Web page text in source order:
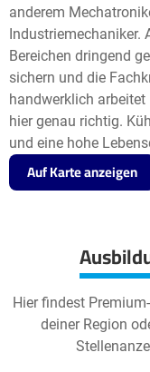
anderem
Industriemechaniker.
Bereichen dringend
sichern und die
handwerklich
hier genau richtig.
und eine hohe
Auf Karte anzeigen
Hier findest
deiner Region